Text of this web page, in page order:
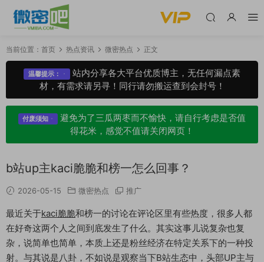
当前位置： 首页 热点资讯 微密热点 正文
温馨提示：
站内分享各大平台优质博主，无任何漏点素
材，有需求请另寻！同行请勿搬运查到会封号！
付废须知
避免为了三瓜两枣而不愉快，请自行考虑是否值
得花米，感觉不值请关闭网页！
b站up主kaci脆脆和榜一怎么回事？
2026-05-15 微密热点 推广
最近关于kaci脆脆和榜一的讨论在评论区里有些热度，很多人都
在好奇这两个人之间到底发生了什么。其实这事儿说复杂也复
杂，说简单也简单，本质上还是粉丝经济在特定关系下的一种投
射。与其说是八卦，不如说是观察当下B站生态中，头部UP主与